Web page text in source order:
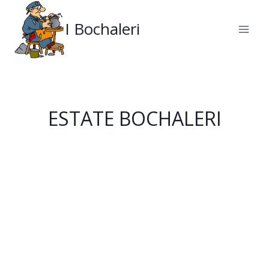
contenuto
I Bochaleri
ESTATE BOCHALERI